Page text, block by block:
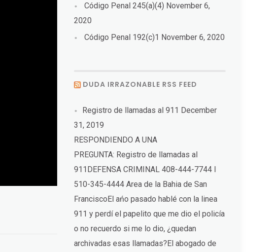
Código Penal 245(a)(4) November 6,
2020
Código Penal 192(c)1 November 6, 2020
DUDA IRRAZONABLE RSS FEED
Registro de llamadas al 911 December
31, 2019
RESPONDIENDO A UNA
PREGUNTA: Registro de llamadas al
911DEFENSA CRIMINAL 408-444-7744 I
510-345-4444 Area de la Bahia de San
FranciscoEl ańo pasado hablé con la linea
911 y perdí el papelito que me dio el policía
o no recuerdo si me lo dio, ¿quedan
archivadas esas llamadas?El abogado de